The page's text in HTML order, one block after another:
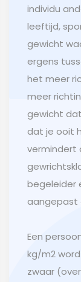
individu
leeftijd,
gewicht
ergens
het meer
meer
gewicht
dat je ooit
vermindert
begeleider
aangepast
Een
kg/m2
zwaar